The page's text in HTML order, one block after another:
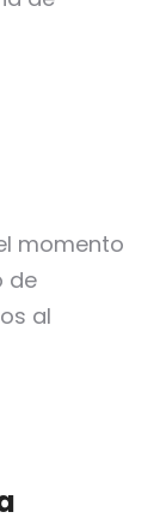
momento
de
al